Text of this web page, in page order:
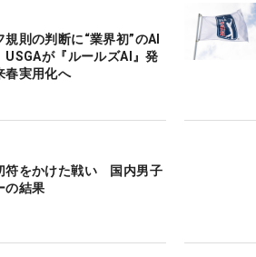
規則の判断に“業界初”のAI
が『ルールズAI』発
春実用化へ
符をかけた戦い 国内男子
の結果